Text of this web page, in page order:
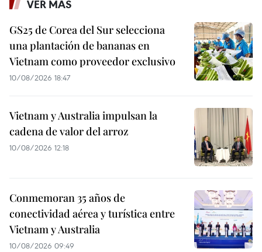
VER MÁS
GS25 de Corea del Sur selecciona
una plantación de bananas en
Vietnam como proveedor exclusivo
10/08/2026 18:47
Vietnam y Australia impulsan la
cadena de valor del arroz
10/08/2026 12:18
Conmemoran 35 años de
conectividad aérea y turística entre
Vietnam y Australia
10/08/2026 09:49